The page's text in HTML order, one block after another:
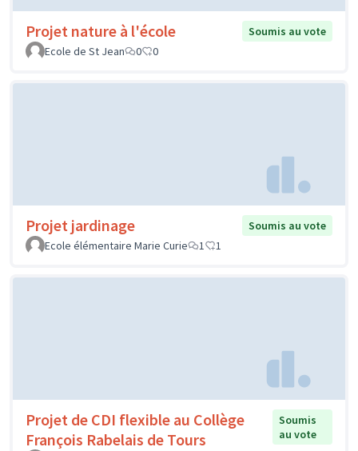
Projet nature à l'école
Soumis au vote
Ecole de St Jean
0 0
Projet jardinage
Soumis au vote
Ecole élémentaire Marie Curie
1 1
Projet de CDI flexible au Collège
François Rabelais de Tours
Soumis
au vote